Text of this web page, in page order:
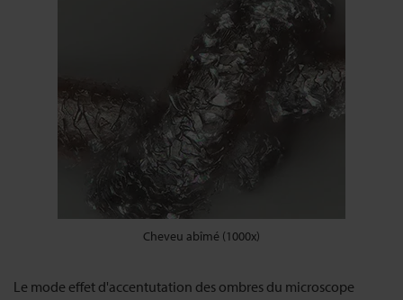
Cheveu abîmé (1000x)
Le mode effet d'accentutation des ombres du microscope